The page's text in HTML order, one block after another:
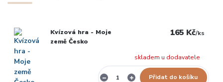
Kvízová hra - Moje
země Česko
165 Kč/ks
skladem u dodavatele
Přidat do košíku